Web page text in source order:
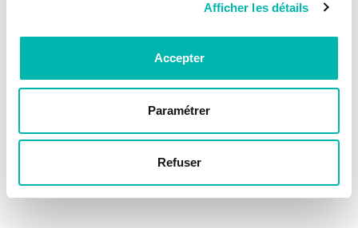
Afficher les détails
Accepter
Paramétrer
Refuser